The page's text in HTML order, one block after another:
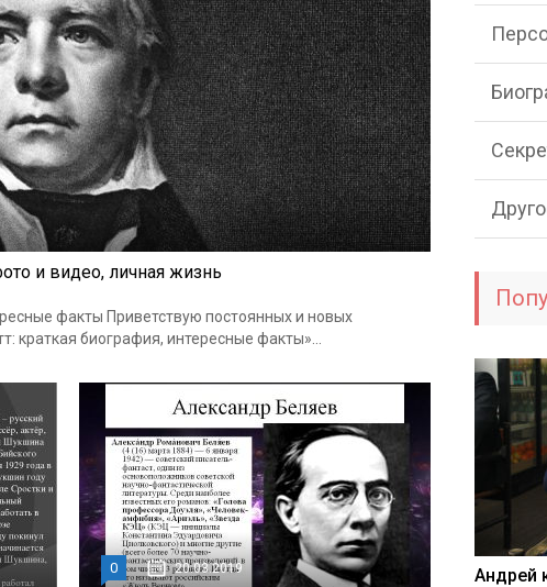
и видео, личная жизнь
факты Приветствую постоянных и новых
краткая биография, интересные факты»...
0 20.03.2019
Андрей